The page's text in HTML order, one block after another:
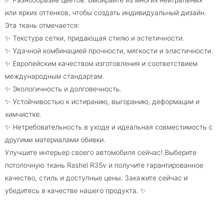
или ярких оттенков, чтобы создать индивидуальный дизайн.
Эта ткань отмечается:
✨ Текстура сетки, придающая стилю и эстетичности.
✨ Удачной комбинацией прочности, мягкости и эластичности.
✨ Европейским качеством изготовления и соответствием
международным стандартам.
✨ Экологичность и долговечность.
✨ Устойчивостью к истиранию, выгоранию, деформации и
химчистке.
✨ Нетребовательность в уходе и идеальная совместимость с
другими материалами обивки.
Улучшите интерьер своего автомобиля сейчас! Выберите
потолочную ткань Rashel R35v и получите гарантированное
качество, стиль и доступные цены. Закажите сейчас и
убедитесь в качестве нашего продукта. ✨